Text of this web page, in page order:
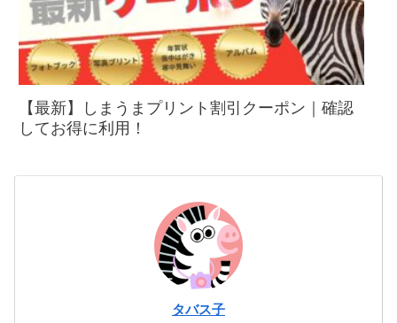
【最新】しまうまプリント割引クーポン｜確認
してお得に利用！
タバス子